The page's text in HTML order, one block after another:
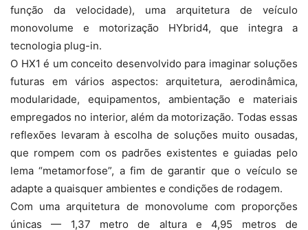
função da velocidade), uma arquitetura de veículo
monovolume e motorização HYbrid4, que integra a
tecnologia plug-in.
O HX1 é um conceito desenvolvido para imaginar soluções
futuras em vários aspectos: arquitetura, aerodinâmica,
modularidade, equipamentos, ambientação e materiais
empregados no interior, além da motorização. Todas essas
reflexões levaram à escolha de soluções muito ousadas,
que rompem com os padrões existentes e guiadas pelo
lema “metamorfose”, a fim de garantir que o veículo se
adapte a quaisquer ambientes e condições de rodagem.
Com uma arquitetura de monovolume com proporções
únicas — 1,37 metro de altura e 4,95 metros de